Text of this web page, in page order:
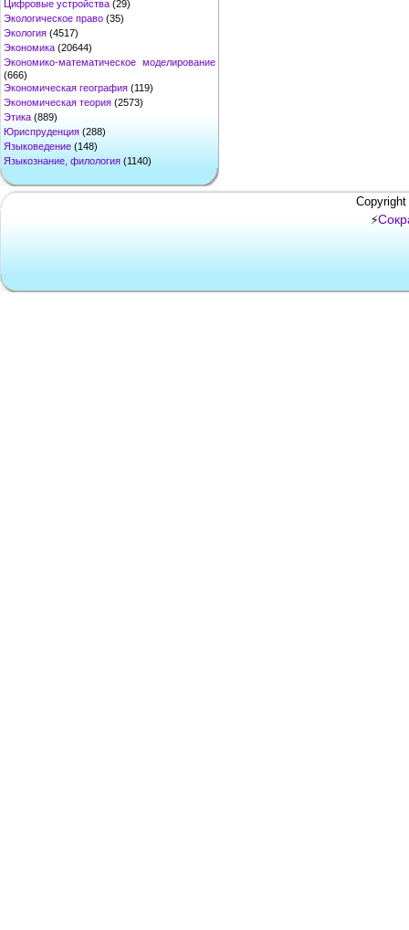
Цифровые устройства (29)
Экологическое право (35)
Экология (4517)
Экономика (20644)
Экономико-математическое моделирование
(666)
Экономическая география (119)
Экономическая теория (2573)
Этика (889)
Юриспруденция (288)
Языковедение (148)
Языкознание, филология (1140)
⚡